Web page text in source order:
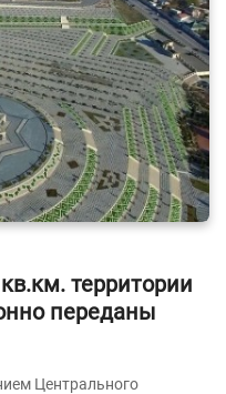
территории
переданы
Центрального